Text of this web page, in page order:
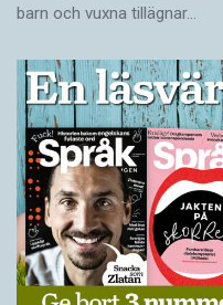
barn och vuxna tillägnar…